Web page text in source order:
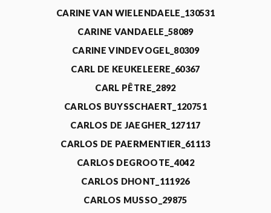
CARINE VAN WIELENDAELE_130531
CARINE VANDAELE_58089
CARINE VINDEVOGEL_80309
CARL DE KEUKELEERE_60367
CARL PÊTRE_2892
CARLOS BUYSSCHAERT_120751
CARLOS DE JAEGHER_127117
CARLOS DE PAERMENTIER_61113
CARLOS DEGROOTE_4042
CARLOS DHONT_111926
CARLOS MUSSO_29875